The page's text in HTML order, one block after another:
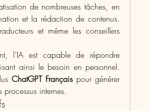
de nombreuses tâches, en
et la rédaction de contenus.
et même les conseillers
l’IA est capable de répondre
ainsi le besoin en personnel.
ChatGPT Français pour générer
internes.